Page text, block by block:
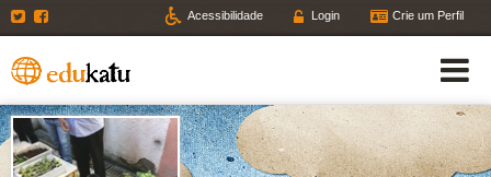
Twitter Acessibilidade Login Crie um Perfil